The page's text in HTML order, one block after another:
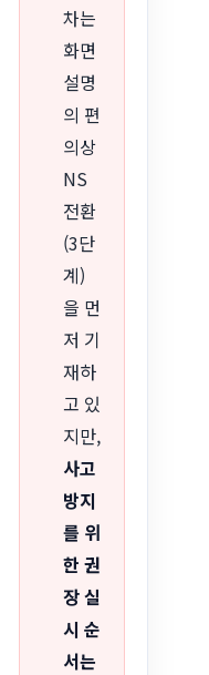
차는
화면
설명
의 편
의상
NS
전환
(3단
계)
을 먼
저 기
재하
고 있
지만,
사고
방지
를 위
한 권
장 실
시 순
서는